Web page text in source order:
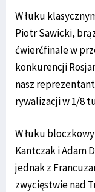
W łuku
Piotr Sawicki,
ćwierćfinale w
konkurencji
nasz
rywalizacji w 1/8
W łuku
Kantczak i Adam
jednak z
zwycięstwie nad